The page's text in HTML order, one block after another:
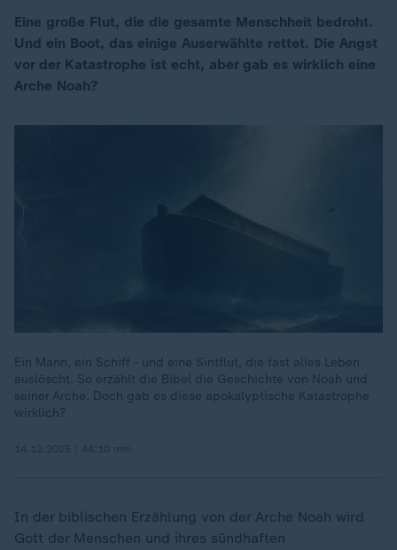
Eine große Flut, die die gesamte Menschheit bedroht.
Und ein Boot, das einige Auserwählte rettet. Die Angst
vor der Katastrophe ist echt, aber gab es wirklich eine
Arche Noah?
Ein Mann, ein Schiff - und eine Sintflut, die fast alles Leben
auslöscht. So erzählt die Bibel die Geschichte von Noah und
seiner Arche. Doch gab es diese apokalyptische Katastrophe
wirklich?
In der biblischen Erzählung von der Arche Noah wird
Gott der Menschen und ihres sündhaften